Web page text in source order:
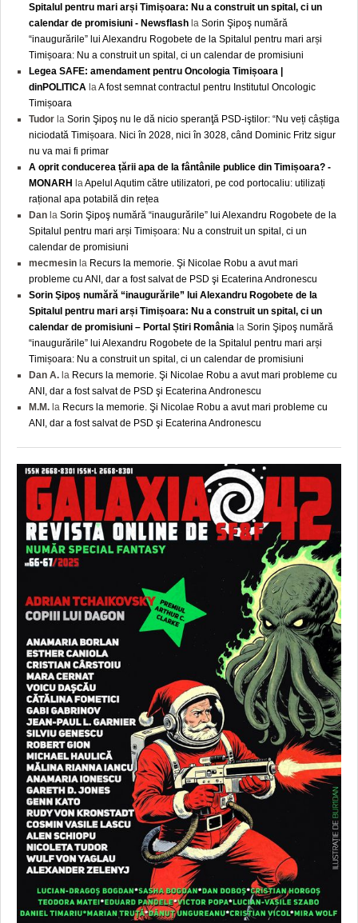
Spitalul pentru mari arși Timișoara: Nu a construit un spital, ci un
calendar de promisiuni - Newsflash la Sorin Şipoş numără
“inaugurările” lui Alexandru Rogobete de la Spitalul pentru mari arși
Timișoara: Nu a construit un spital, ci un calendar de promisiuni
Legea SAFE: amendament pentru Oncologia Timișoara |
dinPOLITICA la A fost semnat contractul pentru Institutul Oncologic
Timișoara
Tudor la Sorin Şipoş nu le dă nicio speranţă PSD-iştilor: “Nu veți câștiga
niciodată Timișoara. Nici în 2028, nici în 3028, când Dominic Fritz sigur
nu va mai fi primar
A oprit conducerea țării apa de la fântânile publice din Timișoara? -
MONARH la Apelul Aqutim către utilizatori, pe cod portocaliu: utilizați
rațional apa potabilă din rețea
Dan la Sorin Şipoş numără “inaugurările” lui Alexandru Rogobete de la
Spitalul pentru mari arși Timișoara: Nu a construit un spital, ci un
calendar de promisiuni
mecmesin la Recurs la memorie. Şi Nicolae Robu a avut mari
probleme cu ANI, dar a fost salvat de PSD şi Ecaterina Andronescu
Sorin Şipoş numără “inaugurările” lui Alexandru Rogobete de la
Spitalul pentru mari arși Timișoara: Nu a construit un spital, ci un
calendar de promisiuni – Portal Știri România la Sorin Şipoş numără
“inaugurările” lui Alexandru Rogobete de la Spitalul pentru mari arși
Timișoara: Nu a construit un spital, ci un calendar de promisiuni
Dan A. la Recurs la memorie. Şi Nicolae Robu a avut mari probleme cu
ANI, dar a fost salvat de PSD şi Ecaterina Andronescu
M.M. la Recurs la memorie. Şi Nicolae Robu a avut mari probleme cu
ANI, dar a fost salvat de PSD şi Ecaterina Andronescu